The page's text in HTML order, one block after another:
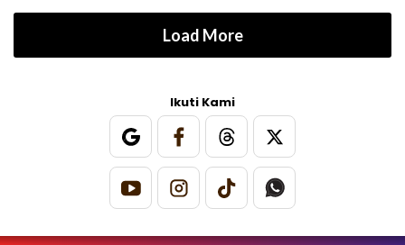
Load More
Ikuti Kami